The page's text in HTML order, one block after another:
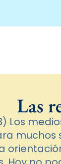
Las
Los
muchos